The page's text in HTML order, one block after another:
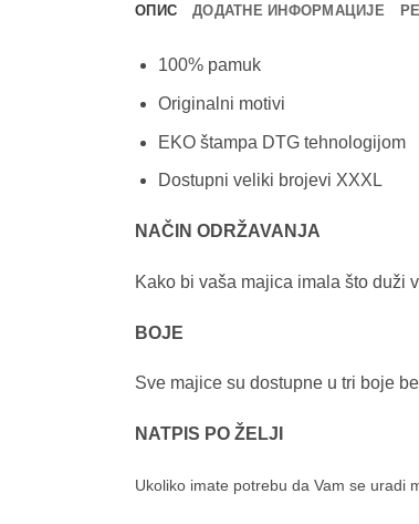
ОПИС ДОДАТНЕ ИНФОРМАЦИЈЕ
100% pamuk
Originalni motivi
EKO štampa DTG tehnologijom
Dostupni veliki brojevi XXXL
NAČIN ODRŽAVANJA
Kako bi vaša majica imala što duži
BOJE
Sve majice su dostupne u tri boje
NATPIS PO ŽELJI
Ukoliko imate potrebu da Vam se uradi